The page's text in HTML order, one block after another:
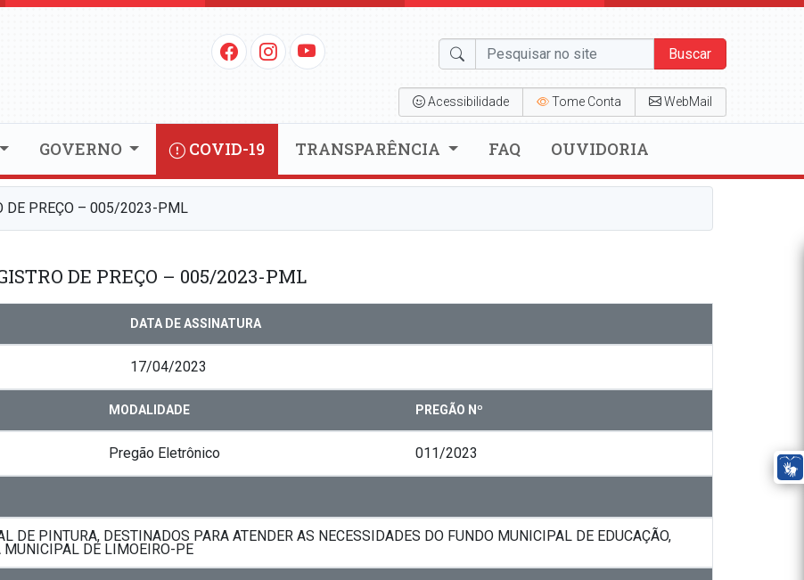
Buscar
Acessibilidade Tome Conta WebMail
GOVERNO COVID-19 TRANSPARÊNCIA FAQ OUVIDORIA
DE PREÇO – 005/2023-PML
DE PREÇO – 005/2023-PML
DATA DE ASSINATURA
17/04/2023
MODALIDADE PREGÃO Nº
Pregão Eletrônico 011/2023
DE PINTURA, DESTINADOS PARA ATENDER AS NECESSIDADES DO FUNDO MUNICIPAL DE EDUCAÇÃO,
MUNICIPAL DE LIMOEIRO-PE